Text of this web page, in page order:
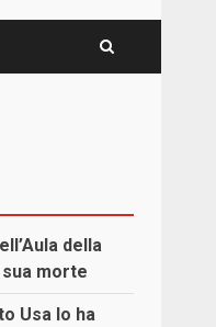
della
sua morte
Usa lo ha